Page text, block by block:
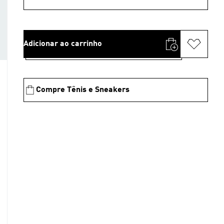
Adicionar ao carrinho
Compre Tênis e Sneakers